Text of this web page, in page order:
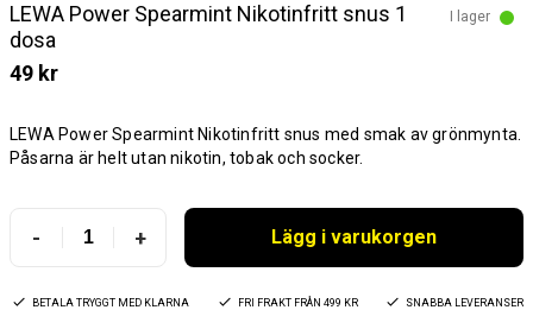
LEWA Power Spearmint Nikotinfritt snus 1
dosa
I lager
49 kr
LEWA Power Spearmint Nikotinfritt snus med smak av grönmynta.
Påsarna är helt utan nikotin, tobak och socker.
- + Lägg i varukorgen
BETALA TRYGGT MED KLARNA FRI FRAKT FRÅN 499 KR SNABBA LEVERANSER